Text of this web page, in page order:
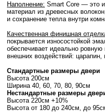
Наполнение: Smart Core — это
материал из древесных
и сохранение тепла внутри
Качественная финишная
покрывается износостойкой
обеспечивает идеально
внешних воздействий: царапин,
Стандартные размеры двери
Высота 200см
Ширина 40, 60, 70, 80, 90см
Нестандартные размеры
Высота 220см +10%
Высота от 180 до 240см, до